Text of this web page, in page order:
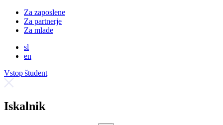
Za zaposlene
Za partnerje
Za mlade
sl
en
Vstop študent
Iskalnik